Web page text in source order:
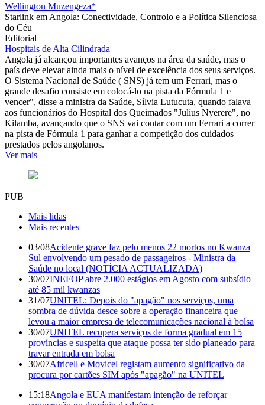
Wellington Muzengeza*
Starlink em Angola: Conectividade, Controlo e a Política Silenciosa
do Céu
Editorial
Hospitais de Alta Cilindrada
Angola já alcançou importantes avanços na área da saúde, mas o
país deve elevar ainda mais o nível de excelência dos seus serviços.
O Sistema Nacional de Saúde ( SNS) já tem um Ferrari, mas o
grande desafio consiste em colocá-lo na pista da Fórmula 1 e
vencer", disse a ministra da Saúde, Sílvia Lutucuta, quando falava
aos funcionários do Hospital dos Queimados "Julius Nyerere", no
Kilamba, avançando que o SNS vai contar com um Ferrari a correr
na pista de Fórmula 1 para ganhar a competição dos cuidados
prestados pelos angolanos.
Ver mais
PUB
Mais lidas
Mais recentes
03/08Acidente grave faz pelo menos 22 mortos no Kwanza
Sul envolvendo um pesado de passageiros - Ministra da
Saúde no local (NOTÍCIA ACTUALIZADA)
30/07INEFOP abre 2.000 estágios em Agosto com subsídio
até 85 mil kwanzas
31/07UNITEL: Depois do "apagão" nos serviços, uma
sombra de dúvida desce sobre a operação financeira que
levou a maior empresa de telecomunicações nacional à bolsa
30/07UNITEL recupera serviços de forma gradual em 15
províncias e suspeita que ataque possa ter sido planeado para
travar entrada em bolsa
30/07Africell e Movicel registam aumento significativo da
procura por cartões SIM após "apagão" na UNITEL
15:18Angola e EUA manifestam intenção de reforçar